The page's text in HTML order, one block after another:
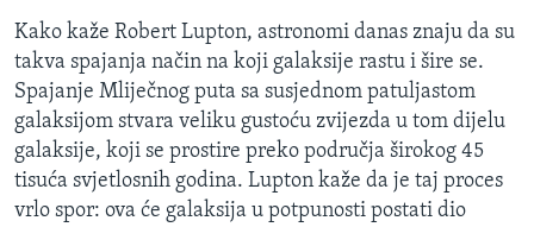
Kako kaže Robert Lupton, astronomi danas znaju da su
takva spajanja način na koji galaksije rastu i šire se.
Spajanje Mliječnog puta sa susjednom patuljastom
galaksijom stvara veliku gustoću zvijezda u tom dijelu
galaksije, koji se prostire preko područja širokog 45
tisuća svjetlosnih godina. Lupton kaže da je taj proces
vrlo spor: ova će galaksija u potpunosti postati dio